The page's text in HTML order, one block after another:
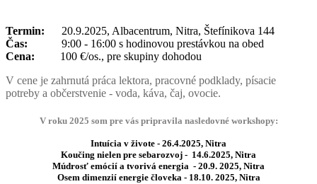
Termin: 20.9.2025, Albacentrum, Nitra, Štefínikova 144
Čas: 9:00 - 16:00 s hodinovou prestávkou na obed
Cena: 100 €/os., pre skupiny dohodou
V cene je zahrnutá práca lektora, pracovné podklady, písacie
potreby a občerstvenie - voda, káva, čaj, ovocie.
V roku 2025 som pre vás pripravila nasledovné workshopy:
Intuícia v živote - 26.4.2025, Nitra
Koučing nielen pre sebarozvoj - 14.6.2025, Nitra
Múdrosť emócií a tvorivá energia - 20.9. 2025, Nitra
Osem dimenzií energie človeka - 18.10. 2025, Nitra